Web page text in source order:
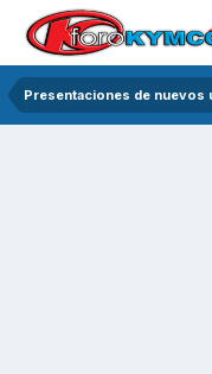
Presentaciones de nuevos